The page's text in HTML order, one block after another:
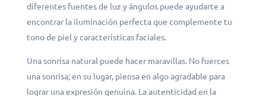
diferentes fuentes de luz y ángulos puede ayudarte a
encontrar la iluminación perfecta que complemente tu
tono de piel y características faciales.
Una sonrisa natural puede hacer maravillas. No fuerces
una sonrisa; en su lugar, piensa en algo agradable para
lograr una expresión genuina. La autenticidad en la